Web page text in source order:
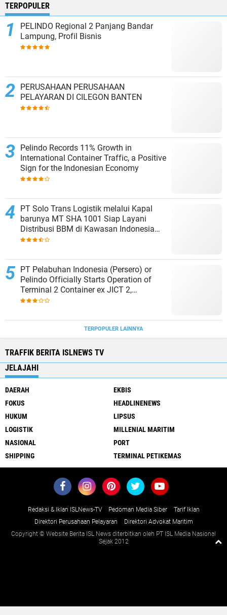
TERPOPULER
PELINDO Regional 2 Panjang Bandar
Lampung, Profil Bisnis
PERUSAHAAN PERUSAHAAN
PELAYARAN DI CILEGON BANTEN
Pelindo Records 11% Growth in
International Container Traffic, a Positive
Sign for the Indonesian Economy
PT Solo Trans Logistik melalui Kapal
barunya MT SHA 1001 Siap Layani
Distribusi BBM di Kawasan Indonesia
bagian Timur
PT Pelabuhan Indonesia (Persero) or
Pelindo Officially Starts Operation of
Terminal 2 Container ex JICT 2,
Strengthening Productivity of Tanjung
TERPOPULER LAINNYA
TRAFFIK BERITA ISLNEWS TV
JELAJAHI
DAERAH
EKBIS
FOKUS
HEADLINENEWS
HUKUM
LIPSUS
LOGISTIK
MILLENIAL MARITIM
NASIONAL
PORT
SHIPPING
TERMINAL PETIKEMAS
Redaksi & Iklan ISLNews-TV Pedoman Media Siber
Tarif Iklan
Direktori Perusahaan Pelayaran
Direktori Advokat Maritim
Copyright © Website Berita ISL News diterbitkan oleh PT ISL Media Nasional
Sejak 2012